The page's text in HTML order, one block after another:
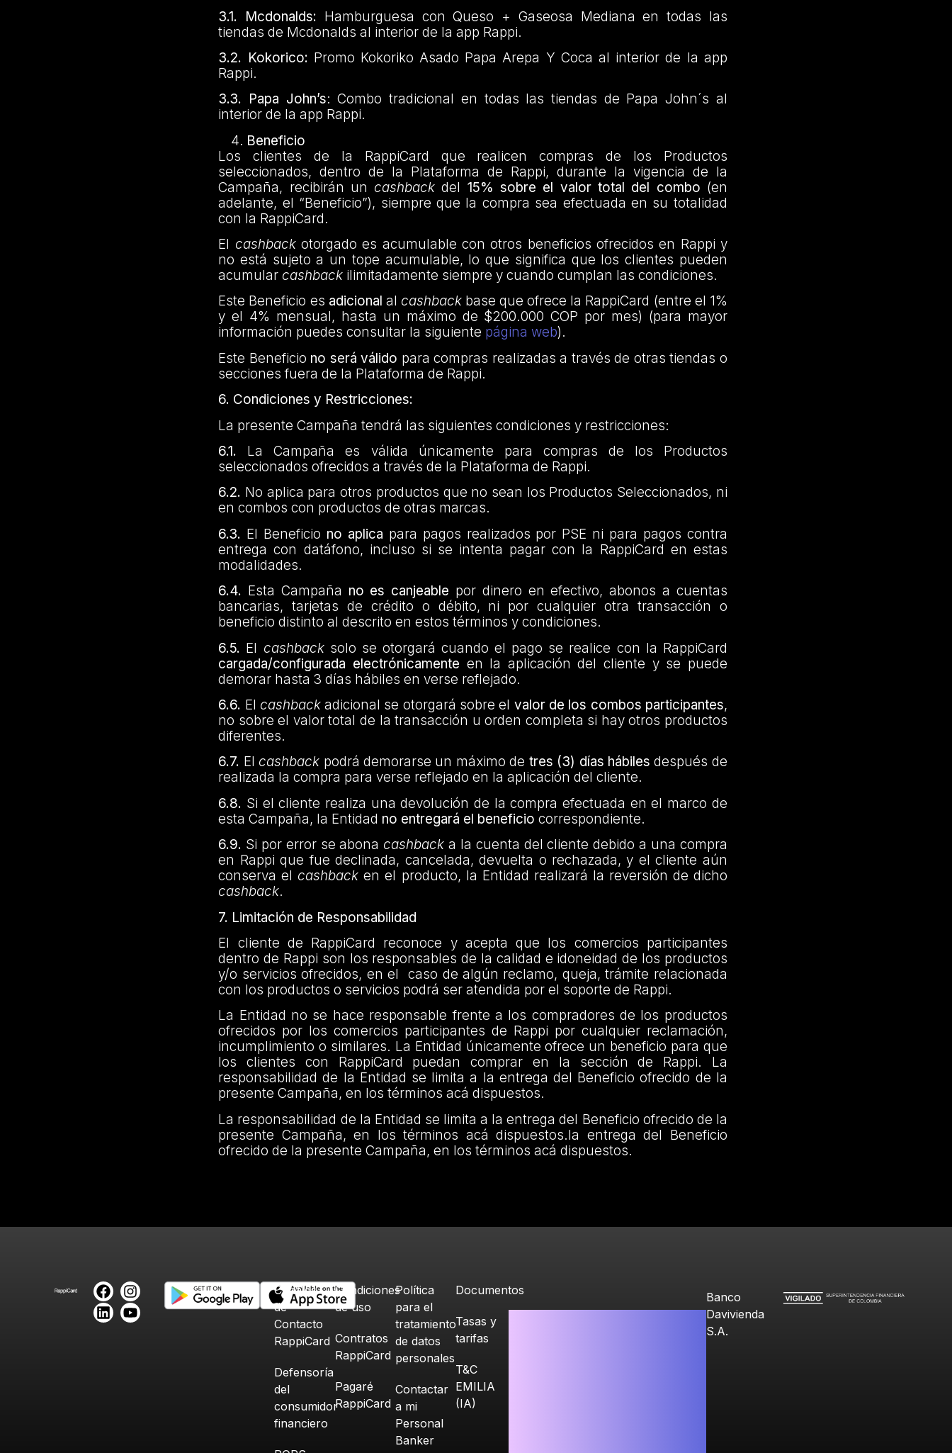
3.1.
Mcdonalds: Hamburguesa con Queso + Gaseosa Mediana en todas las
tiendas de Mcdonalds al interior de la app Rappi.
3.2. Kokorico: Promo Kokoriko Asado Papa Arepa Y Coca al interior de la app
Rappi.
3.3. Papa John’s: Combo tradicional en todas las tiendas de Papa John´s al
interior de la app Rappi.
Beneficio
Los clientes de la RappiCard que realicen compras de los Productos
seleccionados, dentro de la Plataforma de Rappi, durante la vigencia de la
Campaña, recibirán un cashback del 15% sobre el valor total del combo (en
adelante, el “Beneficio”), siempre que la compra sea efectuada en su totalidad
con la RappiCard.
El cashbackotorgado es acumulable con otros beneficios ofrecidos en Rappi y
no está sujeto a un tope acumulable, lo que significa que los clientes pueden
acumular cashback ilimitadamente siempre y cuando cumplan las condiciones.
Este Beneficio es adicional al cashbackbase que ofrece la RappiCard (entre el 1%
y el 4% mensual, hasta un máximo de $200.000 COP por mes) (para mayor
información puedes consultar la siguiente página web).
Este Beneficio no será válido para compras realizadas a través de otras tiendas o
secciones fuera de la Plataforma de Rappi.
6. Condiciones y Restricciones:
La presente Campaña tendrá las siguientes condiciones y restricciones:
6.1. La Campaña es válida únicamente para compras de los Productos
seleccionados ofrecidos a través de la Plataforma de Rappi.
6.2. No aplica para otros productos que no sean los Productos Seleccionados, ni
en combos con productos de otras marcas.
6.3. El Beneficio no aplica para pagos realizados por PSE ni para pagos contra
entrega con datáfono, incluso si se intenta pagar con la RappiCard en estas
modalidades.
6.4. Esta Campaña no es canjeable por dinero en efectivo, abonos a cuentas
bancarias, tarjetas de crédito o débito, ni por cualquier otra transacción o
beneficio distinto al descrito en estos términos y condiciones.
6.5. El cashbacksolo se otorgará cuando el pago se realice con la RappiCard
cargada/configurada electrónicamente en la aplicación del cliente y se puede
demorar hasta 3 días hábiles en verse reflejado.
6.6. El cashbackadicional se otorgará sobre el valor de los combos participantes,
no sobre el valor total de la transacción u orden completa si hay otros productos
diferentes.
6.7. El cashback podrá demorarse un máximo de tres (3) días hábiles después de
realizada la compra para verse reflejado en la aplicación del cliente.
6.8. Si el cliente realiza una devolución de la compra efectuada en el marco de
esta Campaña, la Entidad no entregará el beneficio correspondiente.
6.9. Si por error se abona cashback a la cuenta del cliente debido a una compra
en Rappi que fue declinada, cancelada, devuelta o rechazada, y el cliente aún
conserva el cashback en el producto, la Entidad realizará la reversión de dicho
cashback.
7. Limitación de Responsabilidad
El cliente de RappiCard reconoce y acepta que los comercios participantes
dentro de Rappi son los responsables de la calidad e idoneidad de los productos
y/o servicios ofrecidos, en el caso de algún reclamo, queja, trámite relacionada
con los productos o servicios podrá ser atendida por el soporte de Rappi.
La Entidad no se hace responsable frente a los compradores de los productos
ofrecidos por los comercios participantes de Rappi por cualquier reclamación,
incumplimiento o similares. La Entidad únicamente ofrece un beneficio para que
los clientes con RappiCard puedan comprar en la sección de Rappi. La
responsabilidad de la Entidad se limita a la entrega del Beneficio ofrecido de la
presente Campaña, en los términos acá dispuestos.
La responsabilidad de la Entidad se limita a la entrega del Beneficio ofrecido de la
presente Campaña, en los términos acá dispuestos.la entrega del Beneficio
ofrecido de la presente Campaña, en los términos acá dispuestos.
Canales
de
Contacto
RappiCard
Defensoría
del
consumidor
financiero
Condiciones
de uso
Contratos
RappiCard
Pagaré
RappiCard
Política
para el
tratamiento
de datos
personales
Contactar
a mi
Personal
Banker
Documentos
Tasas y
tarifas
T&C
EMILIA
(IA)
Banco
Davivienda
S.A.